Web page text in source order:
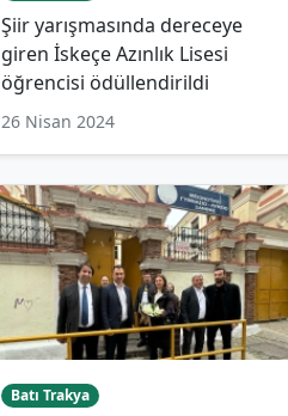
Şiir yarışmasında dereceye
giren İskeçe Azınlık Lisesi
öğrencisi ödüllendirildi
26 Nisan 2024
Batı Trakya